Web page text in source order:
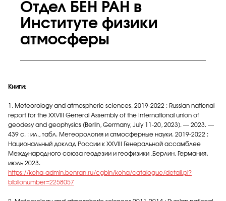
Отдел БЕН РАН в
Институте физики
атмосферы
Книги:
1. Meteorology and atmospheric sciences. 2019-2022 : Russian national
report for the XXVIII General Assembly of the International union of
geodesy and geophysics (Berlin, Germany, July 11-20, 2023). — 2023. —
439 с. : ил., табл. Метеорология и атмосферные науки. 2019-2022 :
Национальный доклад России к XXVIII Генеральной ассамблее
Международного союза геодезии и геофизики ,Берлин, Германия,
июль 2023.
https://koha-admin.benran.ru/cgbin/koha/catalogue/detail.pl?
biblionumber=2258057